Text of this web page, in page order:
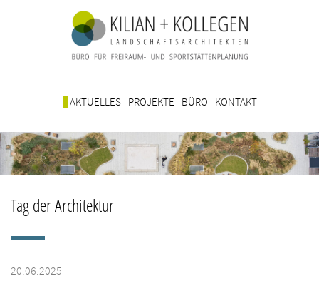
AKTUELLES PROJEKTE BÜRO KONTAKT
Tag der Architektur
20.06.2025